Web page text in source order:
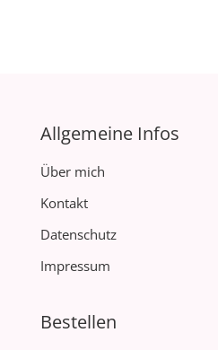
Allgemeine Infos
Über mich
Kontakt
Datenschutz
Impressum
Bestellen